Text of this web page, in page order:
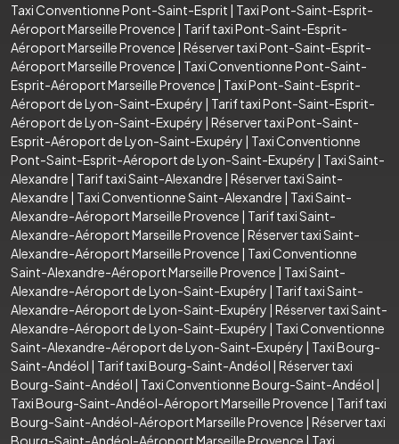
Taxi Conventionne Pont-Saint-Esprit | Taxi Pont-Saint-Esprit-
Aéroport Marseille Provence | Tarif taxi Pont-Saint-Esprit-
Aéroport Marseille Provence | Réserver taxi Pont-Saint-Esprit-
Aéroport Marseille Provence | Taxi Conventionne Pont-Saint-
Esprit-Aéroport Marseille Provence | Taxi Pont-Saint-Esprit-
Aéroport de Lyon-Saint-Exupéry | Tarif taxi Pont-Saint-Esprit-
Aéroport de Lyon-Saint-Exupéry | Réserver taxi Pont-Saint-
Esprit-Aéroport de Lyon-Saint-Exupéry | Taxi Conventionne
Pont-Saint-Esprit-Aéroport de Lyon-Saint-Exupéry | Taxi Saint-
Alexandre | Tarif taxi Saint-Alexandre | Réserver taxi Saint-
Alexandre | Taxi Conventionne Saint-Alexandre | Taxi Saint-
Alexandre-Aéroport Marseille Provence | Tarif taxi Saint-
Alexandre-Aéroport Marseille Provence | Réserver taxi Saint-
Alexandre-Aéroport Marseille Provence | Taxi Conventionne
Saint-Alexandre-Aéroport Marseille Provence | Taxi Saint-
Alexandre-Aéroport de Lyon-Saint-Exupéry | Tarif taxi Saint-
Alexandre-Aéroport de Lyon-Saint-Exupéry | Réserver taxi Saint-
Alexandre-Aéroport de Lyon-Saint-Exupéry | Taxi Conventionne
Saint-Alexandre-Aéroport de Lyon-Saint-Exupéry | Taxi Bourg-
Saint-Andéol | Tarif taxi Bourg-Saint-Andéol | Réserver taxi
Bourg-Saint-Andéol | Taxi Conventionne Bourg-Saint-Andéol |
Taxi Bourg-Saint-Andéol-Aéroport Marseille Provence | Tarif taxi
Bourg-Saint-Andéol-Aéroport Marseille Provence | Réserver taxi
Bourg-Saint-Andéol-Aéroport Marseille Provence | Taxi